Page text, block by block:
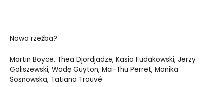
Nowa rzeźba?
Martin Boyce, Thea Djordjadze, Kasia Fudakowski, Jerzy
Goliszewski, Wadę Guyton, Mai-Thu Perret, Monika
Sosnowska, Tatiana Trouvé